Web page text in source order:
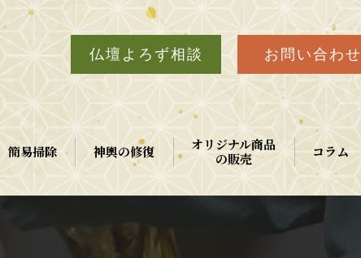
仏壇よろず相談 お問い合わせ
簡易掃除 神輿の修復
オリジナル商品
の販売
コラム